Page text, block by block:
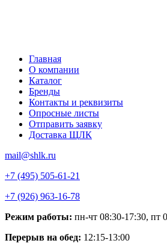
Главная
О компании
Каталог
Бренды
Контакты и реквизиты
Опросные листы
Отправить заявку
Доставка ЩЛК
mail@shlk.ru
+7 (495) 505-61-21
+7 (926) 963-16-78
Режим работы: пн-чт 08:30-17:30, пт
Перерыв на обед: 12:15-13:00